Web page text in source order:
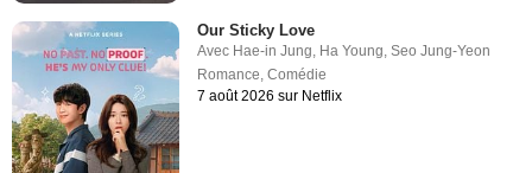
Our Sticky Love
Avec Hae-in Jung, Ha Young,Seo Jung-Yeon
Romance,Comédie
7 août 2026 sur Netflix